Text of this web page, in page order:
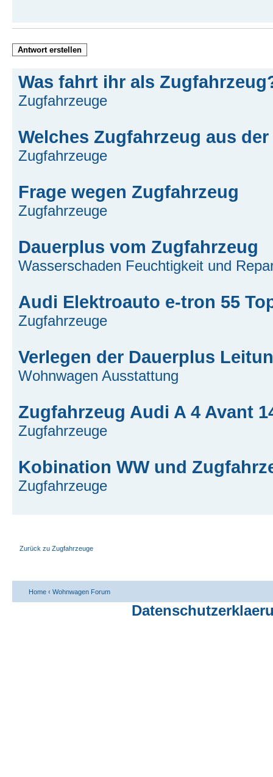
Antwort erstellen
Was fahrt ihr als
Zugfahrzeuge
Welches Zugfahrzeug aus
Zugfahrzeuge
Frage wegen Zugfahrzeug
Zugfahrzeuge
Dauerplus vom Zugfahrzeug
Wasserschaden Feuchtigkeit und
Audi Elektroauto e-tron 55
Zugfahrzeuge
Verlegen der Dauerplus
Wohnwagen Ausstattung
Zugfahrzeug Audi A 4 Avant
Zugfahrzeuge
Kobination WW und
Zugfahrzeuge
Zurück zu Zugfahrzeuge
Home ‹ Wohnwagen Forum